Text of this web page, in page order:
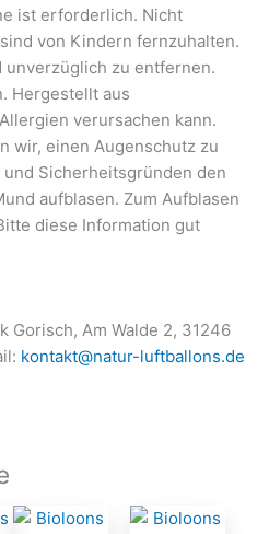
ist erforderlich. Nicht
von Kindern fernzuhalten.
unverzüglich zu entfernen.
Hergestellt aus
verursachen kann.
wir, einen Augenschutz zu
Sicherheitsgründen den
aufblasen. Zum Aufblasen
diese Information gut
Gorisch, Am Walde 2, 31246
kontakt@natur-luftballons.de